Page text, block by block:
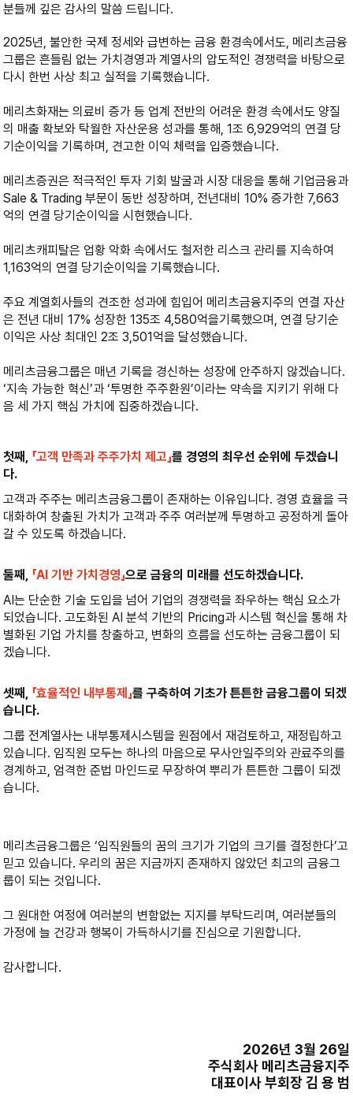
분들께 깊은 감사의 말씀 드립니다.
2025년, 불안한 국제 정세와 급변하는 금융 환경속에서도, 메리츠금융
그룹은 흔들림 없는 가치경영과 계열사의 압도적인 경쟁력을 바탕으로
다시 한번 사상 최고 실적을 기록했습니다.
메리츠화재는 의료비 증가 등 업계 전반의 어려운 환경 속에서도 양질
의 매출 확보와 탁월한 자산운용 성과를 통해, 1조 6,929억의 연결 당
기순이익을 기록하며, 견고한 이익 체력을 입증했습니다.
메리츠증권은 적극적인 투자 기회 발굴과 시장 대응을 통해 기업금융과
Sale & Trading 부문이 동반 성장하며, 전년대비 10% 증가한 7,663
억의 연결 당기순이익을 시현했습니다.
메리츠캐피탈은 업황 악화 속에서도 철저한 리스크 관리를 지속하여
1,163억의 연결 당기순이익을 기록했습니다.
주요 계열회사들의 견조한 성과에 힘입어 메리츠금융지주의 연결 자산
은 전년 대비 17% 성장한 135조 4,580억을기록했으며, 연결 당기순
이익은 사상 최대인 2조 3,501억을 달성했습니다.
메리츠금융그룹은 매년 기록을 경신하는 성장에 안주하지 않겠습니다.
‘지속 가능한 혁신’과 ‘투명한 주주환원’이라는 약속을 지키기 위해 다
음 세 가지 핵심 가치에 집중하겠습니다.
첫째, 「고객 만족과 주주가치 제고」를 경영의 최우선 순위에 두겠습니
다.
고객과 주주는 메리츠금융그룹이 존재하는 이유입니다. 경영 효율을 극
대화하여 창출된 가치가 고객과 주주 여러분께 투명하고 공정하게 돌아
갈 수 있도록 하겠습니다.
둘째, 「AI 기반 가치경영」으로 금융의 미래를 선도하겠습니다.
AI는 단순한 기술 도입을 넘어 기업의 경쟁력을 좌우하는 핵심 요소가
되었습니다. 고도화된 AI 분석 기반의 Pricing과 시스템 혁신을 통해 차
별화된 기업 가치를 창출하고, 변화의 흐름을 선도하는 금융그룹이 되
겠습니다.
셋째, 「효율적인 내부통제」를 구축하여 기초가 튼튼한 금융그룹이 되겠
습니다.
그룹 전계열사는 내부통제시스템을 원점에서 재검토하고, 재정립하고
있습니다. 임직원 모두는 하나의 마음으로 무사안일주의와 관료주의를
경계하고, 엄격한 준법 마인드로 무장하여 뿌리가 튼튼한 그룹이 되겠
습니다.
메리츠금융그룹은 ‘임직원들의 꿈의 크기가 기업의 크기를 결정한다’고
믿고 있습니다. 우리의 꿈은 지금까지 존재하지 않았던 최고의 금융그
룹이 되는 것입니다.
그 원대한 여정에 여러분의 변함없는 지지를 부탁드리며, 여러분들의
가정에 늘 건강과 행복이 가득하시기를 진심으로 기원합니다.
감사합니다.
2026년 3월 26일
주식회사 메리츠금융지주
대표이사 부회장 김 용 범